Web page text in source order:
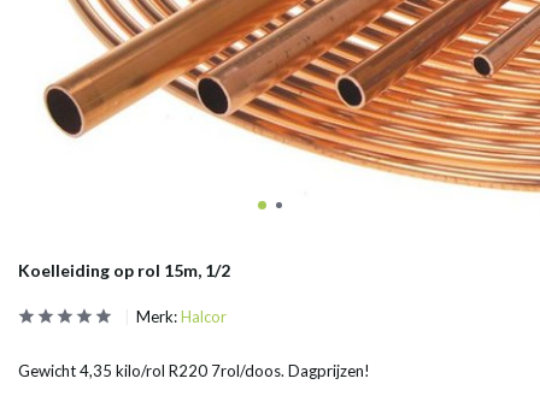
Koelleiding op rol 15m, 1/2
Merk:Halcor
Gewicht 4,35 kilo/rol R220 7rol/doos. Dagprijzen!